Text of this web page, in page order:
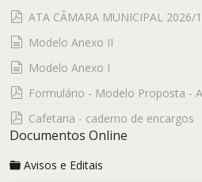
pdf
ATA CÂMARA MUNICIPAL 2026/
documento
Modelo Anexo II
documento
Modelo Anexo I
pdf
Formulário - Modelo Proposta -
pdf
Cafetaria - caderno de encargos
Documentos Online
Avisos e Editais